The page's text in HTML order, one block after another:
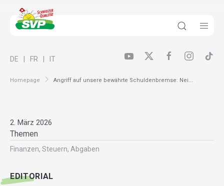
Homepage Angriff auf unsere bewährte Schuldenbremse: Nei...
DE FR IT
2. März 2026
Themen
Finanzen, Steuern, Abgaben
EDITORIAL